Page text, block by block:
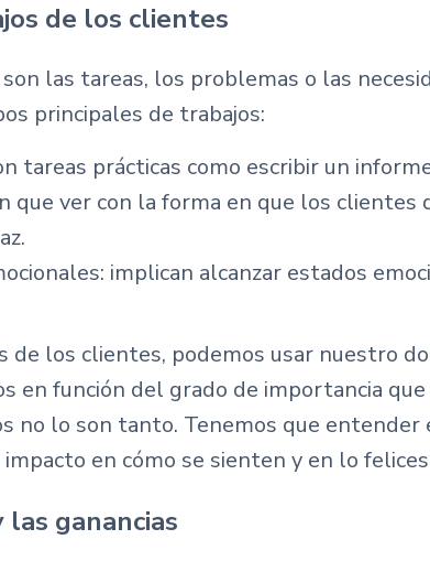
de los clientes
las tareas, los problemas o las
principales de trabajos:
tareas prácticas como escribir un
que ver con la forma en que los
implican alcanzar estados
de los clientes, podemos usar nuestro
en función del grado de importancia
no lo son tanto. Tenemos que
en cómo se sienten y en lo
ganancias